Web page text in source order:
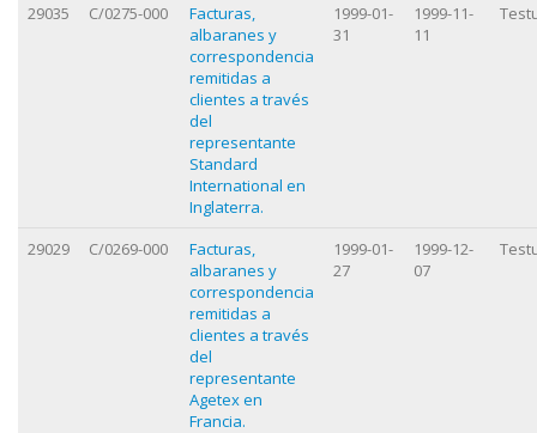
29035 C/0275-000
Facturas,
albaranes y
correspondencia
remitidas a
clientes a través
del
representante
Standard
International en
Inglaterra.
1999-01-
31
1999-11-
11
29029 C/0269-000
Facturas,
albaranes y
correspondencia
remitidas a
clientes a través
del
representante
Agetex en
Francia.
1999-01-
27
1999-12-
07